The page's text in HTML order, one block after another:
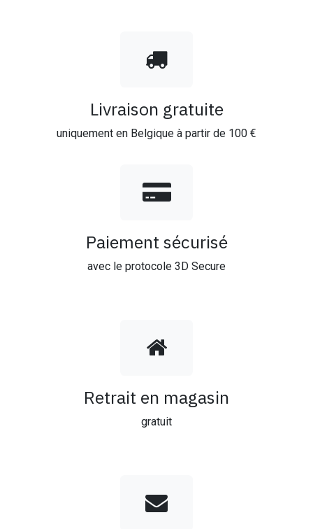
Livraison gratuite
uniquement en Belgique à partir de 100 €
Paiement sécurisé
avec le protocole 3D Secure
Retrait en magasin
gratuit